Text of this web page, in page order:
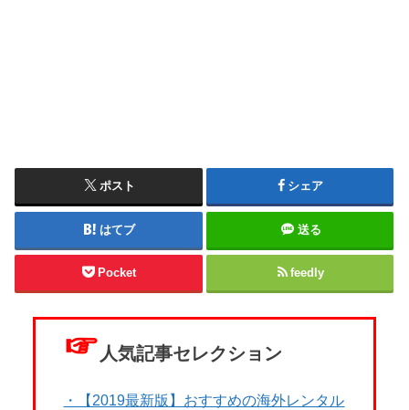
ポスト シェア
はてブ 送る
Pocket feedly
☞ 人気記事セレクション
・【2019最新版】おすすめの海外レンタル